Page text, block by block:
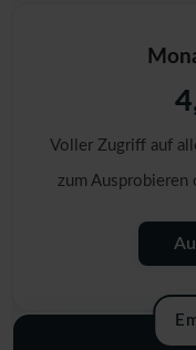
Voller Zugriff auf
zum Ausprobieren